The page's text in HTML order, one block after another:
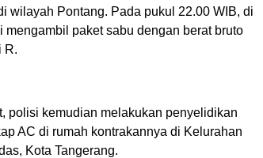
wilayah Pontang. Pada pukul 22.00 WIB, di
paket sabu dengan berat bruto
R.
polisi kemudian melakukan penyelidikan
AC di rumah kontrakannya di Kelurahan
Kota Tangerang.